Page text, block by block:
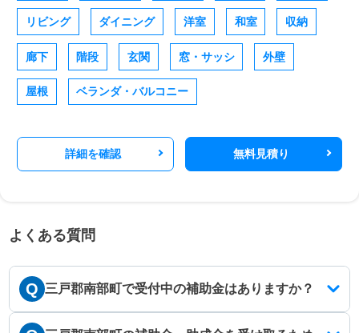
リビング ダイニング 洋室 和室 収納
廊下 階段 玄関 窓・サッシ 外壁
屋根 ベランダ・バルコニー
詳細を確認 無料見積り
よくある質問
Q 三戸郡南部町で受付中の補助金はありますか？